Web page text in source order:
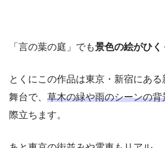
「言の葉の庭」でも景色の絵がひく
とくにこの作品は東京・新宿にあ
舞台で、 草木の緑や雨のシーンの背
際立ちます。